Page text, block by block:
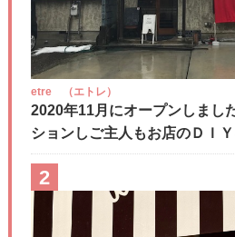
etre （エトレ）
2020年11月にオープンしまし
ションしご主人もお店のＤＩ
2